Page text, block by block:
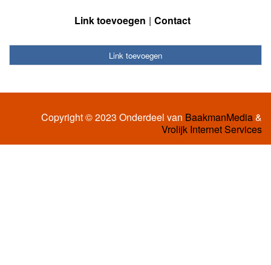
Link toevoegen Contact
Link toevoegen
Copyright © 2023 Onderdeel van BaakmanMedia&
Vrolijk Internet Services